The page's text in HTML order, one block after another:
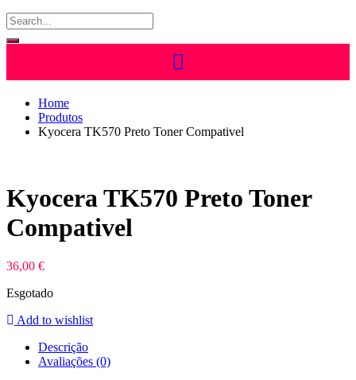
Home
Produtos
Kyocera TK570 Preto Toner Compativel
Kyocera TK570 Preto Toner
Compativel
36,00 €
Esgotado
Add to wishlist
Descrição
Avaliações (0)